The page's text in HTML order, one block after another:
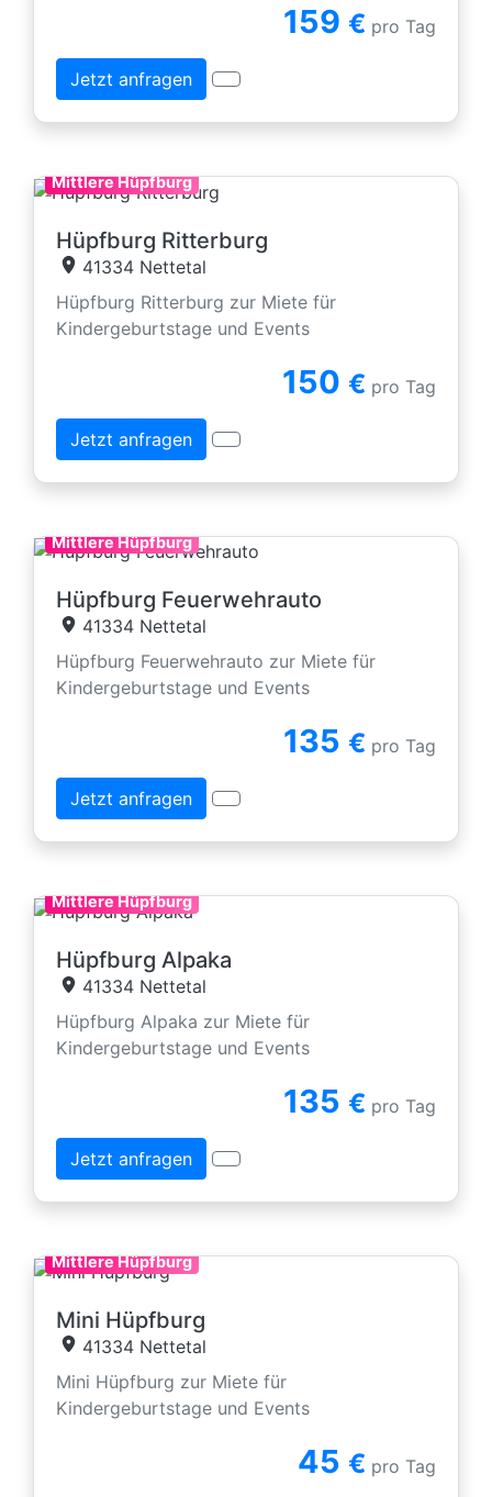
159 € pro Tag
Jetzt anfragen
Mittlere Hüpfburg
Hüpfburg Ritterburg
41334 Nettetal
Hüpfburg Ritterburg zur Miete für
Kindergeburtstage und Events
150 € pro Tag
Jetzt anfragen
Mittlere Hüpfburg
Hüpfburg Feuerwehrauto
41334 Nettetal
Hüpfburg Feuerwehrauto zur Miete für
Kindergeburtstage und Events
135 € pro Tag
Jetzt anfragen
Mittlere Hüpfburg
Hüpfburg Alpaka
41334 Nettetal
Hüpfburg Alpaka zur Miete für
Kindergeburtstage und Events
135 € pro Tag
Jetzt anfragen
Mittlere Hüpfburg
Mini Hüpfburg
41334 Nettetal
Mini Hüpfburg zur Miete für
Kindergeburtstage und Events
45 € pro Tag